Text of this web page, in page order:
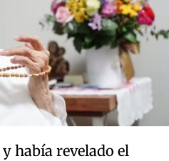
y había revelado el